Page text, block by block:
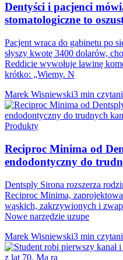
Dentyści i pacjenci
stomatologiczne to
Pacjent wraca do gabinetu po
słyszy kwotę 3400 dolarów,
Reddicie wywołuje lawinę
krótko: „Wiemy. N
Marek Wisniewski3 min
Produkty
Reciproc Minima od
endodontyczny do
Dentsply Sirona rozszerza
Reciproc Minima,
wąskich, zakrzywionych i
Nowe narzędzie uzupe
Marek Wisniewski3 min